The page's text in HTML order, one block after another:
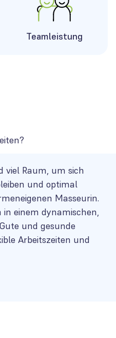
Teamleistung
viel Raum, um sich
und optimal
Masseurin.
einem dynamischen,
und gesunde
Arbeitszeiten und